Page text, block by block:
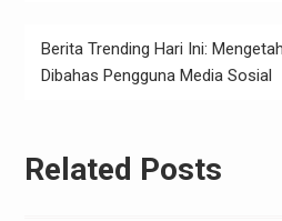
Berita Trending Hari Ini:
Dibahas Pengguna Media Sosial
Related Posts